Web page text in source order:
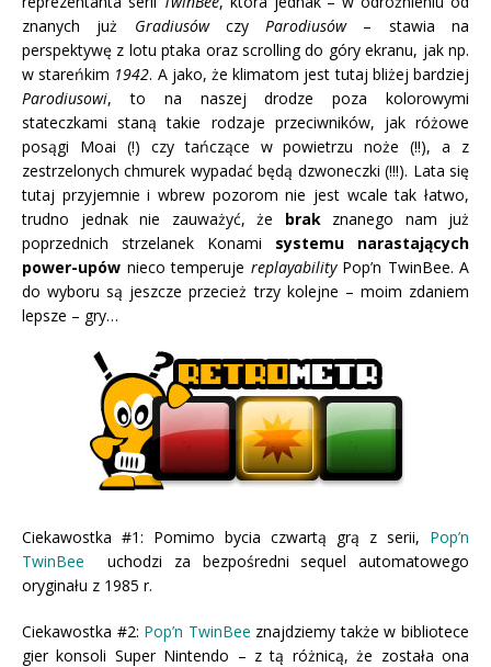
znanych już GradiusówczyParodiusów– stawia na
perspektywę z lotu ptaka oraz scrolling do góry ekranu, jak np.
w stareńkim 1942. A jako, że klimatom jest tutaj bliżej bardziej
Parodiusowi, to na naszej drodze poza kolorowymi
stateczkami staną takie rodzaje przeciwników, jak różowe
posągi Moai (!) czy tańczące w powietrzu noże (!!), a z
zestrzelonych chmurek wypadać będą dzwoneczki (!!!). Lata się
tutaj przyjemnie i wbrew pozorom nie jest wcale tak łatwo,
trudno jednak nie zauważyć, że brakznanego nam już
poprzednich strzelanek Konami systemu narastających
power-upów nieco temperuje replayabilityPop’n TwinBee. A
do wyboru są jeszcze przecież trzy kolejne – moim zdaniem
lepsze – gry…
Ciekawostka #1: Pomimo bycia czwartą grą z serii, Pop’n
TwinBee uchodzi za bezpośredni sequel automatowego
oryginału z 1985 r.
Ciekawostka #2: Pop’n TwinBee znajdziemy także w bibliotece
gier konsoli Super Nintendo – z tą różnicą, że została ona